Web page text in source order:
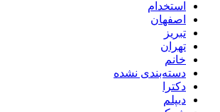
استخدام
اصفهان
تبریز
تهران
خانم
دسته‌بندی نشده
دکترا
دیپلم